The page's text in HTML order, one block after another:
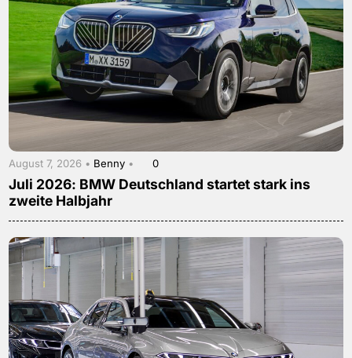
August 7, 2026 • Benny • 0
Juli 2026: BMW Deutschland startet stark ins
zweite Halbjahr